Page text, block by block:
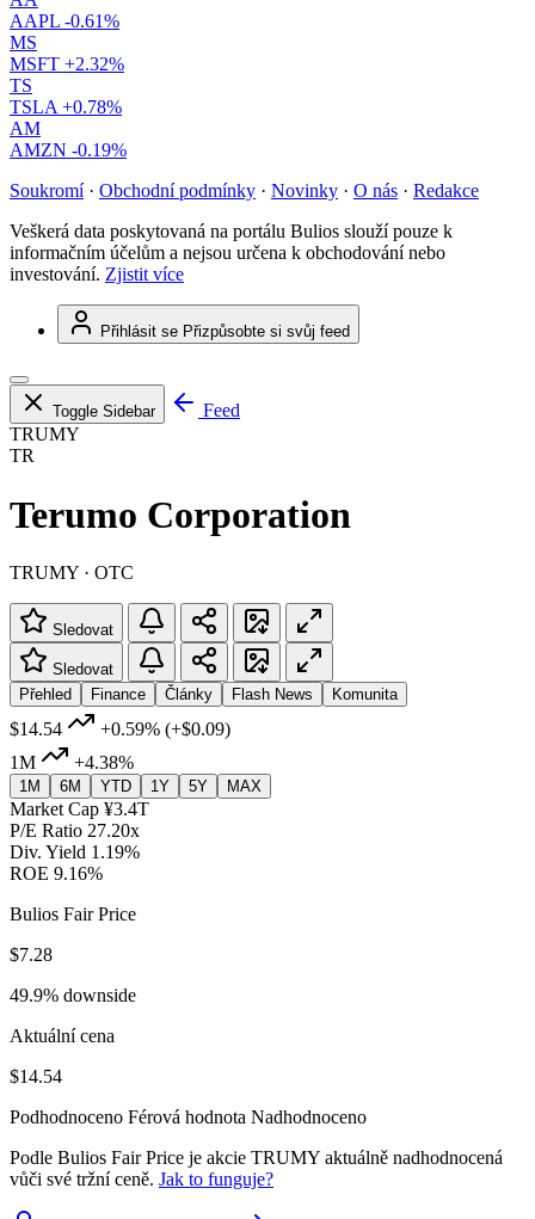
AAPL -0.61%
MS
MSFT +2.32%
TS
TSLA +0.78%
AM
AMZN -0.19%
Soukromí · Obchodní podmínky · Novinky · O nás · Redakce
Veškerá data poskytovaná na portálu Bulios slouží pouze k
informačním účelům a nejsou určena k obchodování nebo
investování. Zjistit více
Přihlásit se Přizpůsobte si svůj feed
Toggle Sidebar
Feed
TRUMY
TR
Terumo Corporation
TRUMY · OTC
Sledovat
Sledovat
Přehled
Finance Články Flash News Komunita
$14.54 +0.59% (+$0.09)
1M
+4.38%
1M 6M YTD 1Y 5Y MAX
Market Cap ¥3.4T
P/E Ratio 27.20x
Div. Yield 1.19%
ROE 9.16%
Bulios Fair Price
$7.28
49.9% downside
Aktuální cena
$14.54
Podhodnoceno Férová hodnota Nadhodnoceno
Podle Bulios Fair Price je akcie TRUMY aktuálně nadhodnocená
vůči své tržní ceně. Jak to funguje?